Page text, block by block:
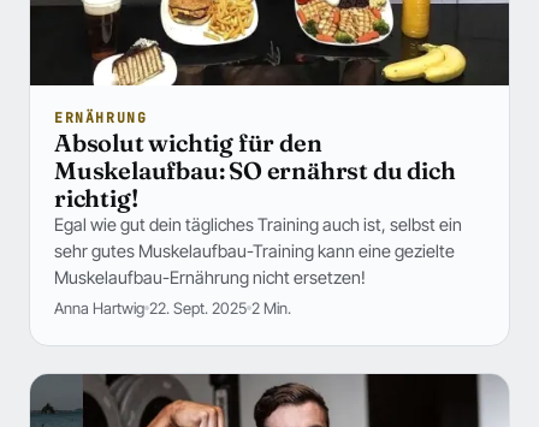
ERNÄHRUNG
Absolut wichtig für den
Muskelaufbau: SO ernährst du dich
richtig!
Egal wie gut dein tägliches Training auch ist, selbst ein
sehr gutes Muskelaufbau-Training kann eine gezielte
Muskelaufbau-Ernährung nicht ersetzen!
Anna Hartwig 22. Sept. 2025 2 Min.